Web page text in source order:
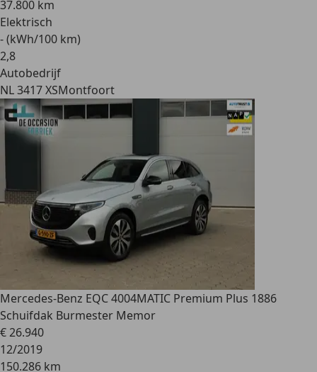
37.800 km
Elektrisch
- (kWh/100 km)
2,8
Autobedrijf
NL 3417 XSMontfoort
Mercedes-Benz EQC 4004MATIC Premium Plus 1886
Schuifdak Burmester Memor
€ 26.940
12/2019
150.286 km